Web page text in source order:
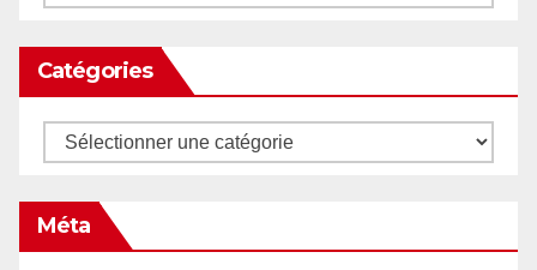
Catégories
Catégories
Méta